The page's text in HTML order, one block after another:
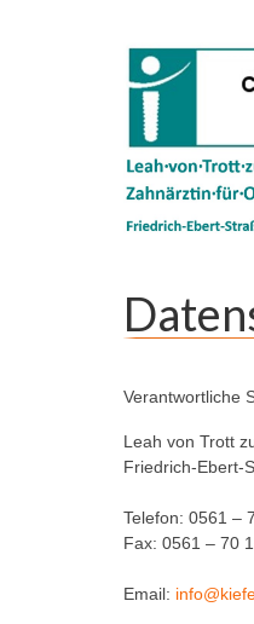
Verantwortliche
Leah von Trott
Fried­rich-Ebert-
Te­le­fon: 0561 –
Fax: 0561 – 70
Email: